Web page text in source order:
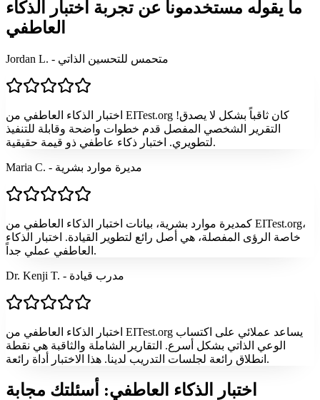
ما يقوله مستخدمونا عن تجربة اختبار الذكاء
العاطفي
Jordan L. - متحمس للتحسين الذاتي
اختبار الذكاء العاطفي من EITest.org كان ثاقباً بشكل لا يصدق!
التقرير الشخصي المفصل قدم خطوات واضحة وقابلة للتنفيذ
لتطويري. اختبار ذكاء عاطفي ذو قيمة حقيقية.
Maria C. - مديرة موارد بشرية
كمديرة موارد بشرية، بيانات اختبار الذكاء العاطفي من EITest.org،
خاصة الرؤى المفصلة، هي أصل رائع لتطوير القيادة. اختبار الذكاء
العاطفي عملي جداً.
Dr. Kenji T. - مدرب قيادة
اختبار الذكاء العاطفي من EITest.org يساعد عملائي على اكتساب
الوعي الذاتي بشكل أسرع. التقارير الشاملة والثاقبة هي نقطة
انطلاق رائعة لجلسات التدريب لدينا. هذا الاختبار أداة رائعة.
اختبار الذكاء العاطفي: أسئلتك مجابة